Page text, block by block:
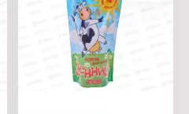
отпугивающих запахов
делают его подходящим
для приучения котят к
туалету. Гранулы не
прилипают к шерсти и
лапам. Небольшой